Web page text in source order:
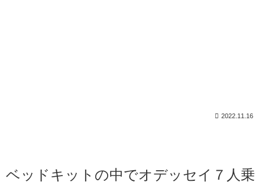
2022.11.16
ベッドキットの中でオデッセイ７人乗